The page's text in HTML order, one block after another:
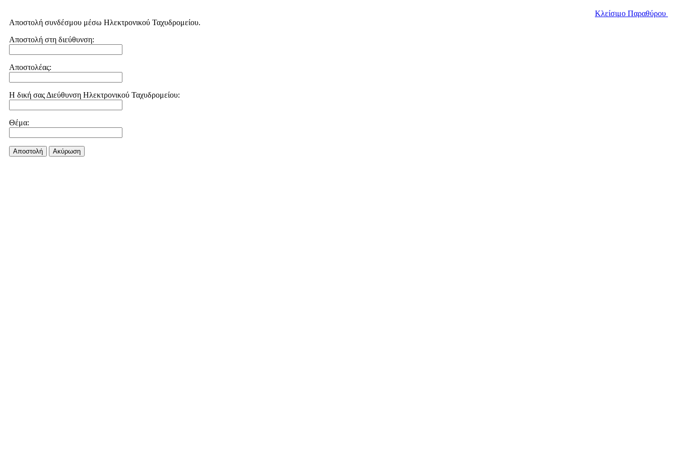
Κλείσιμο Παραθύρου
Αποστολή συνδέσμου μέσω Ηλεκτρονικού Ταχυδρομείου.
Αποστολή στη διεύθυνση:
Αποστολέας:
Η δική σας Διεύθυνση Ηλεκτρονικού Ταχυδρομείου:
Θέμα:
Αποστολή Aκύρωση